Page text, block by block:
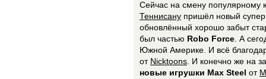
Сейчас на смену популярному
Теннисану пришёл новый
обновлённый хорошо забыт
был частью Robo Force. А
Южной Америке. И всё
от Nicktoons. И конечно же на
новые игрушки Max Steel от